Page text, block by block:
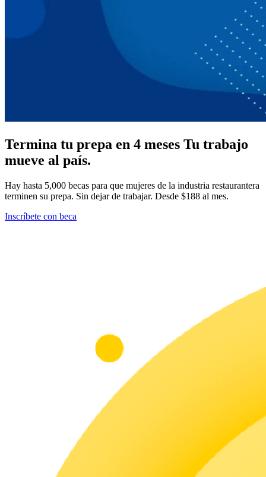
Termina tu prepa en 4 meses Tu trabajo
mueve al país.
Hay hasta 5,000 becas para que mujeres de la industria restaurantera
terminen su prepa. Sin dejar de trabajar. Desde $188 al mes.
Inscríbete con beca